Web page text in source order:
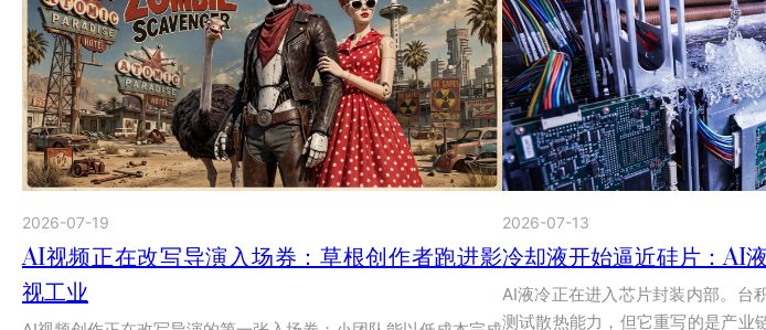
2026-07-19
AI视频正在改写导演入场券：草根创作者跑进影
视工业
2026-07-13
冷却液开始逼近硅片：AI
AI液冷正在进入芯片封装内部。台
测试散热能力，但它重写的是产业